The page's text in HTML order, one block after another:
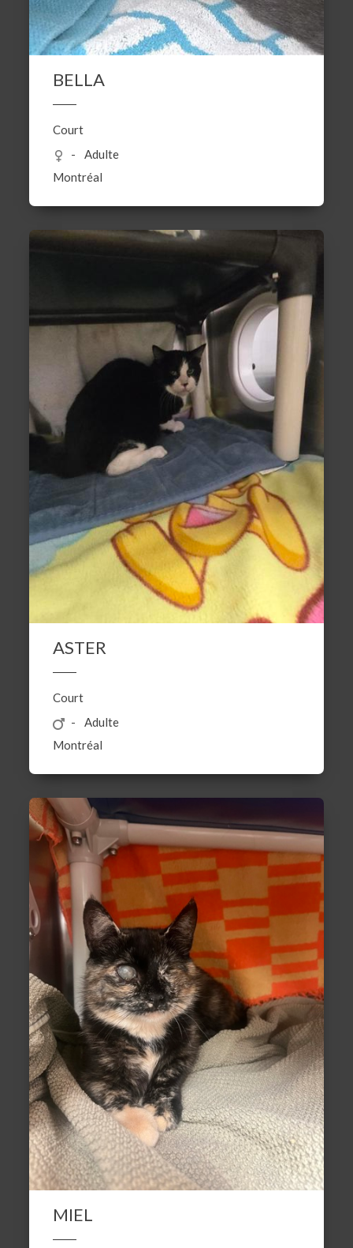
BELLA
Court
Adulte
Montréal
ASTER
Court
Adulte
Montréal
MIEL